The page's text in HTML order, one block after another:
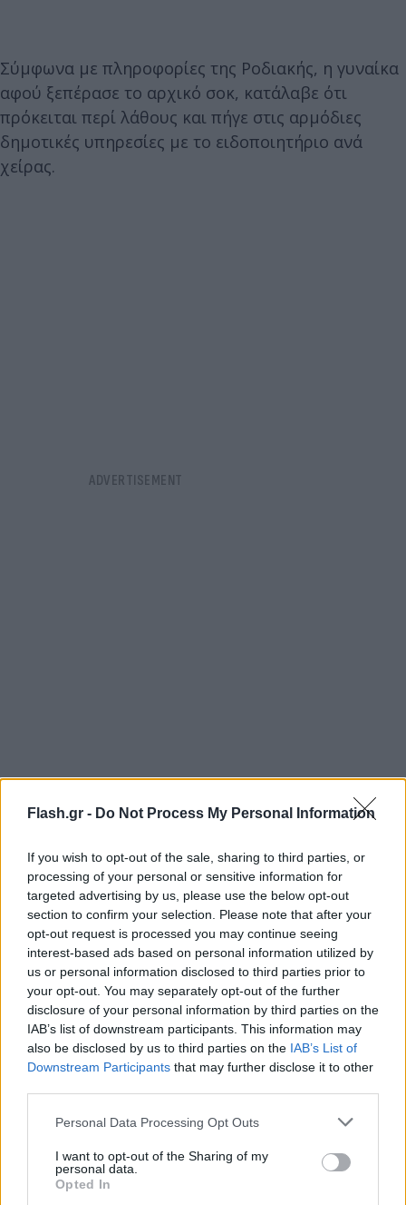
Flash.gr - Do Not Process My Personal Information
If you wish to opt-out of the sale, sharing to third parties, or
processing of your personal or sensitive information for
targeted advertising by us, please use the below opt-out
section to confirm your selection. Please note that after your
opt-out request is processed you may continue seeing
interest-based ads based on personal information utilized by
us or personal information disclosed to third parties prior to
your opt-out. You may separately opt-out of the further
disclosure of your personal information by third parties on the
IAB’s list of downstream participants. This information may
also be disclosed by us to third parties on the IAB’s List of
Downstream Participants that may further disclose it to other
Please note that this website/app uses one or more Google
not limited to your visit or usage behaviour. You may click to
grant or deny consent to Google and its third-party tags to
use your data for below specified purposes in below Google
Personal Data Processing Opt Outs
I want to opt-out of the Sharing of my
personal data.
Opted In
Σύμφωνα με πληροφορίες της Ροδιακής, η γυναίκα
αφού ξεπέρασε το αρχικό σοκ, κατάλαβε ότι
πρόκειται περί λάθους και πήγε στις αρμόδιες
δημοτικές υπηρεσίες με το ειδοποιητήριο ανά
χείρας.
Μάλιστα είπε στον υπάλληλο: «Επειδή δεν μπορώ
να το πληρώσω με κάρτα, θα σας το πληρώσω cash
Άναυδος ο υπάλληλος κοίταζε μια το
ειδοποιητήριο μια τη γυναίκα.